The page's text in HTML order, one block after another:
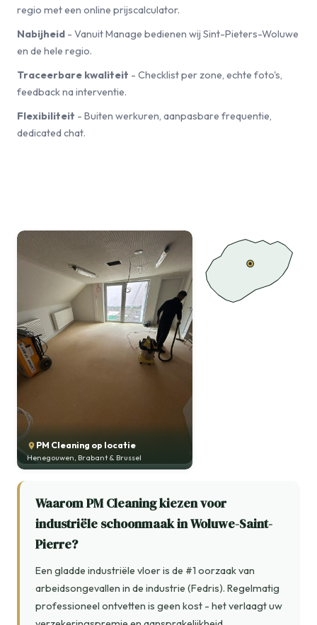
regio met een online prijscalculator.
Nabijheid - Vanuit Manage bedienen wij Sint-Pieters-Woluwe
en de hele regio.
Traceerbare kwaliteit - Checklist per zone, echte foto's,
feedback na interventie.
Flexibiliteit - Buiten werkuren, aanpasbare frequentie,
dedicated chat.
PM Cleaning op locatie
Henegouwen, Brabant & Brussel
Waarom PM Cleaning kiezen voor
industriële schoonmaak in Woluwe-Saint-
Pierre?
Een gladde industriële vloer is de #1 oorzaak van
arbeidsongevallen in de industrie (Fedris). Regelmatig
professioneel ontvetten is geen kost - het verlaagt uw